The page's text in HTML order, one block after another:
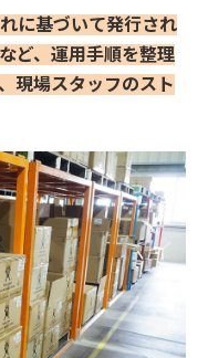
に基づいて発行され
ど、運用手順を整理
現場スタッフのスト